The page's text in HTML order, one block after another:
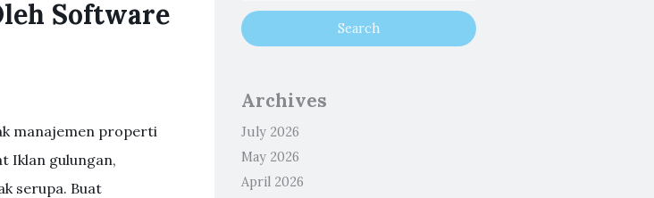
Software
manajemen properti
Iklan gulungan,
serupa. Buat
Archives
July 2026
May 2026
April 2026